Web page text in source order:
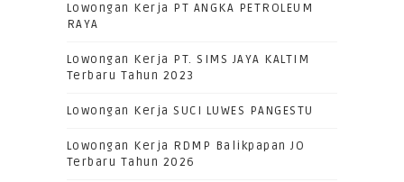
Lowongan Kerja PT ANGKA PETROLEUM
RAYA
Lowongan Kerja PT. SIMS JAYA KALTIM
Terbaru Tahun 2023
Lowongan Kerja SUCI LUWES PANGESTU
Lowongan Kerja RDMP Balikpapan JO
Terbaru Tahun 2026